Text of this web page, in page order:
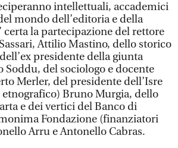
intellettuali, accademici
mondo dell’editoria e della
certa la partecipazione del rettore
Attilio Mastino, dello storico
presidente della giunta
Soddu, del sociologo e docente
Merler, del presidente dell’Isre
Bruno Murgia, dello
e dei vertici del Banco di
Fondazione (finanziatori
Arru e Antonello Cabras.